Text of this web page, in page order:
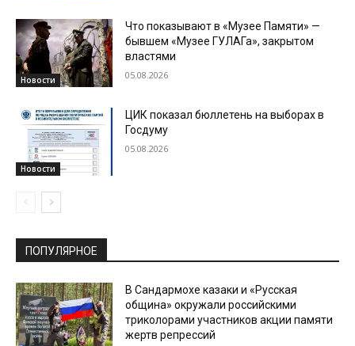
Новости
Что показывают в «Музее Памяти» —
бывшем «Музее ГУЛАГа», закрытом
властями
05.08.2026
Новости
ЦИК показал бюллетень на выборах в
Госдуму
05.08.2026
ПОПУЛЯРНОЕ
В Сандармохе казаки и «Русская
община» окружали российскими
триколорами участников акции памяти
жертв репрессий